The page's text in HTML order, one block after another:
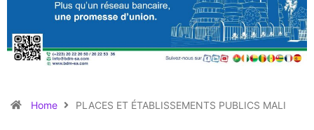
Home PLACES ET ÉTABLISSEMENTS PUBLICS MALI